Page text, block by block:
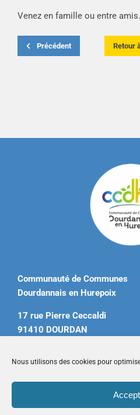
Nous utilisons des cookies pour
Venez en famille ou entre
Précédent Retour
Communauté de Communes
Dourdannais en Hurepoix
17 rue Pierre Ceccaldi
91410 DOURDAN
contact@ccdourdannais.com
Accueil|Plan du site|